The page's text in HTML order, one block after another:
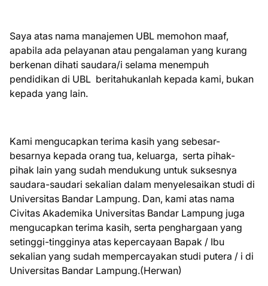
Saya atas nama manajemen UBL memohon maaf,
apabila ada pelayanan atau pengalaman yang kurang
berkenan dihati saudara/i selama menempuh
pendidikan di UBL beritahukanlah kepada kami, bukan
kepada yang lain.
Kami mengucapkan terima kasih yang sebesar-
besarnya kepada orang tua, keluarga, serta pihak-
pihak lain yang sudah mendukung untuk suksesnya
saudara-saudari sekalian dalam menyelesaikan studi di
Universitas Bandar Lampung. Dan, kami atas nama
Civitas Akademika Universitas Bandar Lampung juga
mengucapkan terima kasih, serta penghargaan yang
setinggi-tingginya atas kepercayaan Bapak / Ibu
sekalian yang sudah mempercayakan studi putera / i di
Universitas Bandar Lampung.(Herwan)